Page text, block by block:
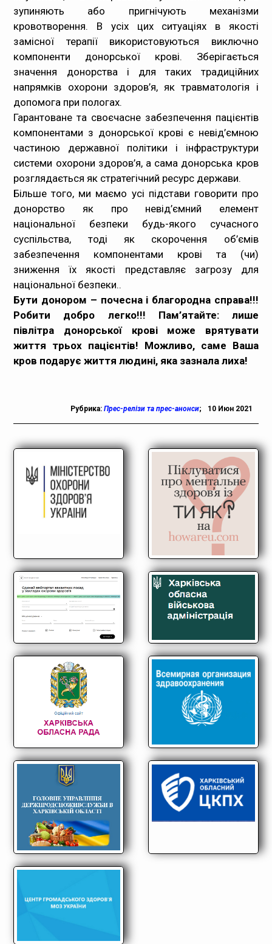
зупиняють або пригнічують механізми
кровотворення. В усіх цих ситуаціях в якості
замісної терапії використовуються виключно
компоненти донорської крові. Зберігається
значення донорства і для таких традиційних
напрямків охорони здоров’я, як травматологія і
допомога при пологах.
Гарантоване та своєчасне забезпечення пацієнтів
компонентами з донорської крові є невід’ємною
частиною державної політики і інфраструктури
системи охорони здоров’я, а сама донорська кров
розглядається як стратегічний ресурс держави.
Більше того, ми маємо усі підстави говорити про
донорство як про невід’ємний елемент
національної безпеки будь-якого сучасного
суспільства, тоді як скорочення об’ємів
забезпечення компонентами крові та (чи)
зниження їх якості представляє загрозу для
національної безпеки..
Бути донором – почесна і благородна справа!!!
Робити добро легко!!! Пам’ятайте: лише
півлітра донорської крові може врятувати
життя трьох пацієнтів! Можливо, саме Ваша
кров подарує життя людині, яка зазнала лиха!
Рубрика: Прес-релізи та прес-анонси; 10 Июн 2021